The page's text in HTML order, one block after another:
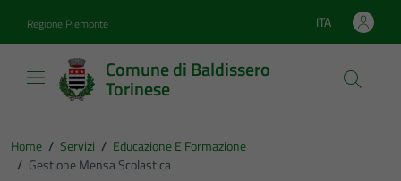
Regione Piemonte Lingua attiva:
ITA
Comune di Baldissero
Torinese
Home / Servizi / Educazione E Formazione
/ Gestione Mensa Scolastica